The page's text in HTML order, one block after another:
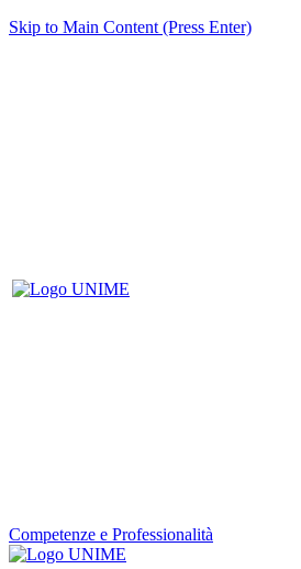
Skip to Main Content (Press Enter)
Competenze e Professionalità